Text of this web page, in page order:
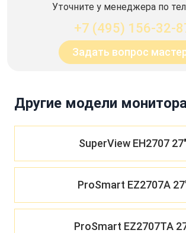
Уточните у менеджера по
+7 (495) 156-32-
Задать вопрос
Другие модели
SuperView EH2707 27"
ProSmart EZ2707A
ProSmart EZ2707TA